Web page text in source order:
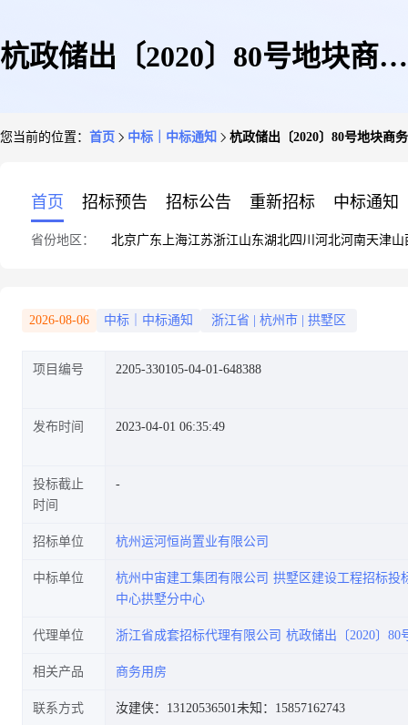
杭政储出〔2020〕80号地块商务
您当前的位置： 首页 中标｜中标通知 杭政储出〔2020〕80号地块商
首页 招标预告 招标公告 重新招标 中标通知
省份地区： 北京广东 上海江苏浙江山东湖北四川 河北河南天津山
2026-08-06 中标｜中标通知 浙江省 杭州市 拱墅区
项目编号 2205-330105-04-01-648388
发布时间 2023-04-01 06:35:49
投标截止
时间
招标单位 杭州运河恒尚置业有限公司
中标单位 杭州中宙建工集团有限公司 拱墅区建设工程招标投
中心拱墅分中心
代理单位 浙江省成套招标代理有限公司 杭政储出〔2020〕80
相关产品 商务用房
联系方式 汝建侠：13120536501未知：15857162743